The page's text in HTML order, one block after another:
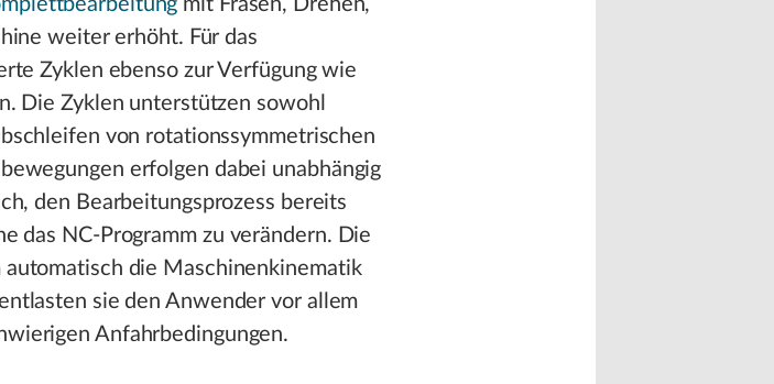
mit Fräsen, Drehen,
weiter erhöht. Für das
Zyklen ebenso zur Verfügung wie
Die Zyklen unterstützen sowohl
von rotationssymmetrischen
erfolgen dabei unabhängig
den Bearbeitungsprozess bereits
das NC-Programm zu verändern. Die
die Maschinenkinematik
sie den Anwender vor allem
Anfahrbedingungen.